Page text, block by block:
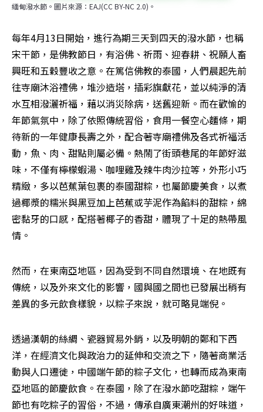
緬甸潑水節。圖片來源：EAJ(CC BY-NC 2.0)。
每年4月13日開始，進行為期三天到四天的潑水節，也稱
宋干節，是佛教節日，有浴佛、祈雨、迎春耕、祝願人畜
興旺和五穀豐收之意。在篤信佛教的泰國，人們晨起先前
往寺廟沐浴禮佛，堆沙造塔，插彩旗獻花，並以純淨的清
水互相潑灑祈福，藉以消災除病，送舊迎新。而在歡愉的
年節氣氛中，除了依照傳統習俗，食用一餐空心麵條，期
待新的一年健康長壽之外，配合著寺廟禮佛及各式祈福活
動，魚、肉、甜點則屬必備。熱鬧了街頭巷尾的年節好滋
味，不僅有檸檬蝦湯、咖哩雞及辣牛肉沙拉等，外形小巧
精緻，多以芭蕉葉包裹的泰國甜粽，也屬節慶美食，以煮
過椰漿的糯米與黑豆加上芭蕉或芋泥作為餡料的甜粽，綿
密黏牙的口感，配搭著椰子的香甜，體現了十足的熱帶風
情。
然而，在東南亞地區，因為受到不同自然環境、在地既有
傳統，以及外來文化的影響，國與國之間也已發展出稍有
差異的多元飲食樣貌，以粽子來說，就可略見端倪。
透過漢朝的絲綢、瓷器貿易外銷，以及明朝的鄭和下西
洋，在經濟文化與政治力的延伸和交流之下，隨著商業活
動與人口遷徙，中國端午節的粽子文化，也轉而成為東南
亞地區的節慶飲食。在泰國，除了在潑水節吃甜粽，端午
節也有吃粽子的習俗，不過，傳承自廣東潮州的好味道，